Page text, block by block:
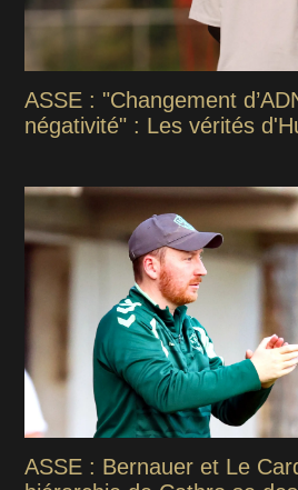
ASSE : "Changement
négativité" : Les vérités
ASSE : Bernauer et Le